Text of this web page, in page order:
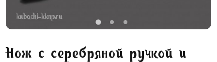
Нож с серебряной ручкой и